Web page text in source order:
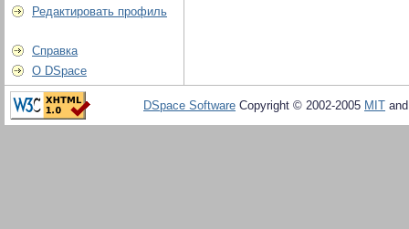
Редактировать профиль
Справка
О DSpace
DSpace Software Copyright © 2002-2005 MIT